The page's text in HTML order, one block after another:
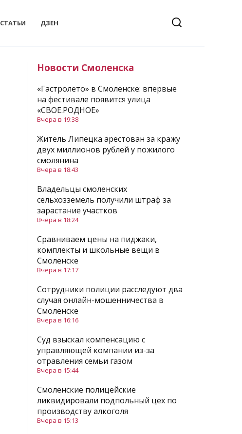
СТАТЬИ ДЗЕН
Новости Смоленска
«Гастролето» в Смоленске: впервые
на фестивале появится улица
«СВОЕ.РОДНОЕ»
Вчера в 19:38
Житель Липецка арестован за кражу
двух миллионов рублей у пожилого
смолянина
Вчера в 18:43
Владельцы смоленских
сельхозземель получили штраф за
зарастание участков
Вчера в 18:24
Сравниваем цены на пиджаки,
комплекты и школьные вещи в
Смоленске
Вчера в 17:17
Сотрудники полиции расследуют два
случая онлайн-мошенничества в
Смоленске
Вчера в 16:16
Суд взыскал компенсацию с
управляющей компании из-за
отравления семьи газом
Вчера в 15:44
Смоленские полицейские
ликвидировали подпольный цех по
производству алкоголя
Вчера в 15:13